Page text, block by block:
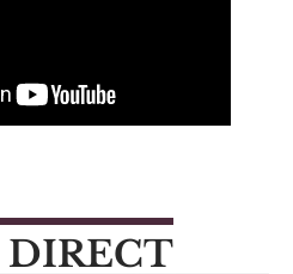
DIRECT